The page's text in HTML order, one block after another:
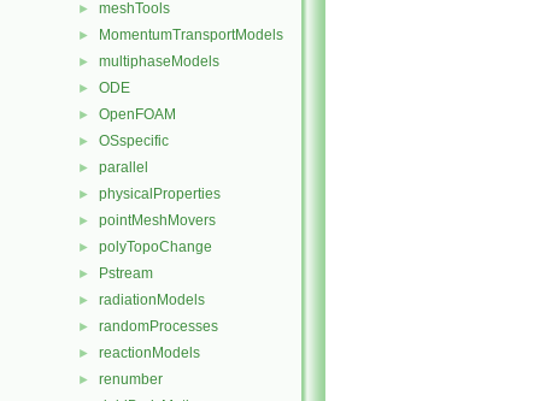
► meshTools
► MomentumTransportModels
► multiphaseModels
► ODE
► OpenFOAM
► OSspecific
► parallel
► physicalProperties
► pointMeshMovers
► polyTopoChange
► Pstream
► radiationModels
► randomProcesses
► reactionModels
► renumber